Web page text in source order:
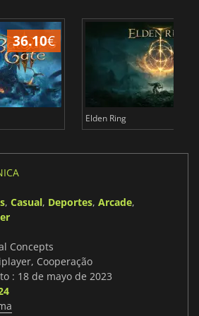
36.10€
Elden Ring
, Casual, Deportes, Arcade,
Concepts
Cooperação
: 18 de mayo de 2023